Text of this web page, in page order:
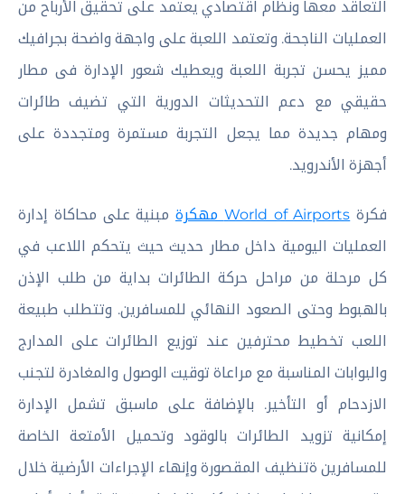
التعاقد معها ونظام اقتصادي يعتمد على تحقيق الأرباح من
العمليات الناجحة. وتعتمد اللعبة على واجهة واضحة بجرافيك
مميز يحسن تجربة اللعبة ويعطيك شعور الإدارة فى مطار
حقيقي مع دعم التحديثات الدورية التي تضيف طائرات
ومهام جديدة مما يجعل التجربة مستمرة ومتجددة على
أجهزة الأندرويد.
فكرة World of Airports مهكرة
مبنية على محاكاة إدارة
العمليات اليومية داخل مطار حديث حيث يتحكم اللاعب في
كل مرحلة من مراحل حركة الطائرات بداية من طلب الإذن
بالهبوط وحتى الصعود النهائي للمسافرين. وتتطلب طبيعة
اللعب تخطيط محترفين عند توزيع الطائرات على المدارج
والبوابات المناسبة مع مراعاة توقيت الوصول والمغادرة لتجنب
الازدحام أو التأخير. بالإضافة على ماسبق تشمل الإدارة
إمكانية تزويد الطائرات بالوقود وتحميل الأمتعة الخاصة
للمسافرين ةتنظيف المقصورة وإنهاء الإجراءات الأرضية خلال